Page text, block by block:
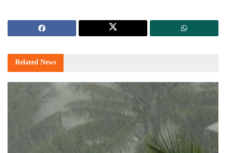
Related News